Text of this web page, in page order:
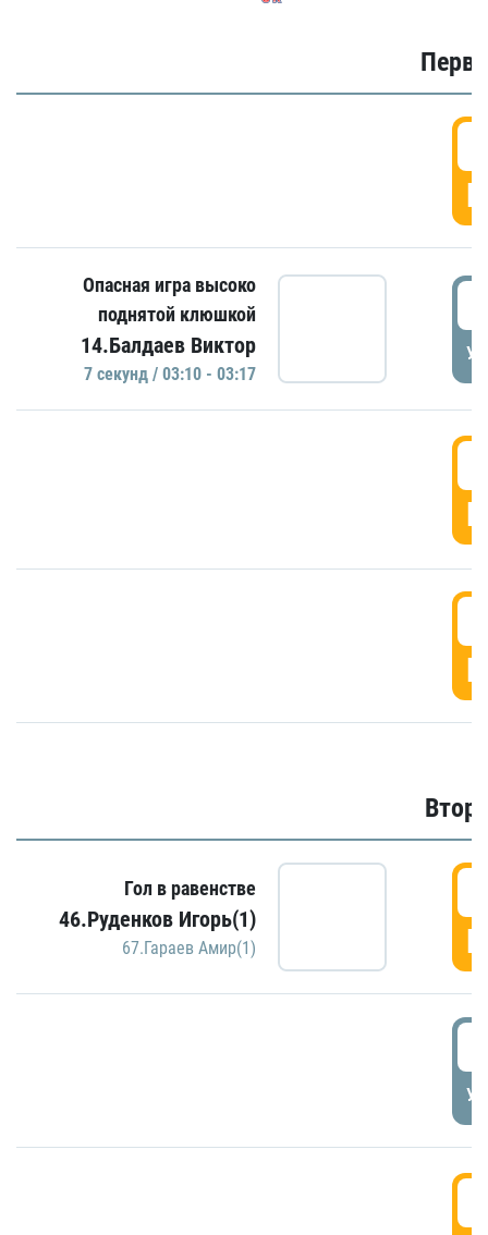
Опасная игра высоко
поднятой клюшкой
14.Балдаев Виктор
7 секунд / 03:10 - 03:17
Гол в равенстве
46.Руденков Игорь(1)
67.Гараев Амир(1)